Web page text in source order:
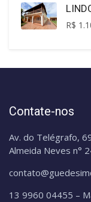
R$
Contate-nos
Av. do Telégrafo,
Almeida Neves n°
13 9960 04455 –